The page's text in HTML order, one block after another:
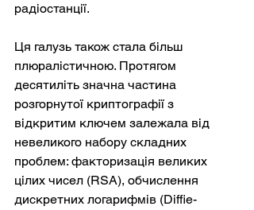
радіостанції.
Ця галузь також стала більш
плюралістичною. Протягом
десятиліть значна частина
розгорнутої криптографії з
відкритим ключем залежала від
невеликого набору складних
проблем: факторизація великих
цілих чисел (RSA), обчислення
дискретних логарифмів (Diffie-